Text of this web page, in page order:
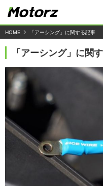
HOME 「アーシング」に関する記事
「アーシング」に関